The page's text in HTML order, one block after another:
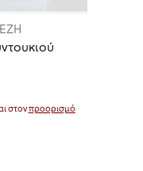
στονπροορισμό